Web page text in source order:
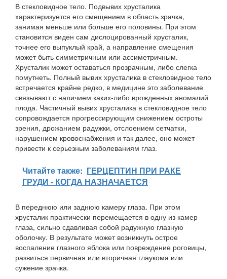
В стекловидное тело. Подвывих хрусталика
характеризуется его смещением в область зрачка,
занимая меньше или больше его половины. При этом
становится виден сам дислоцированный хрусталик,
точнее его выпуклый край, а направление смещения
может быть симметричным или ассиметричным.
Хрусталик может оставаться прозрачным, либо слегка
помутнеть. Полный вывих хрусталика в стекловидное тело
встречается крайне редко, в медицине это заболевание
связывают с наличием каких-либо врожденных аномалий
плода. Частичный вывих хрусталика в стекловидное тело
сопровождается прогрессирующим снижением остроты
зрения, дрожанием радужки, отслоением сетчатки,
нарушением кровоснабжения и так далее, оно может
привести к серьезным заболеваниям глаз.
Читайте также: ГЕРЦЕПТИН ПРИ РАКЕ
ГРУДИ - КОГДА НАЗНАЧАЕТСЯ
В переднюю или заднюю камеру глаза. При этом
хрусталик практически перемещается в одну из камер
глаза, сильно сдавливая собой радужную глазную
оболочку. В результате может возникнуть острое
воспаление глазного яблока или повреждение роговицы,
развиться первичная или вторичная глаукома или
сужение зрачка.